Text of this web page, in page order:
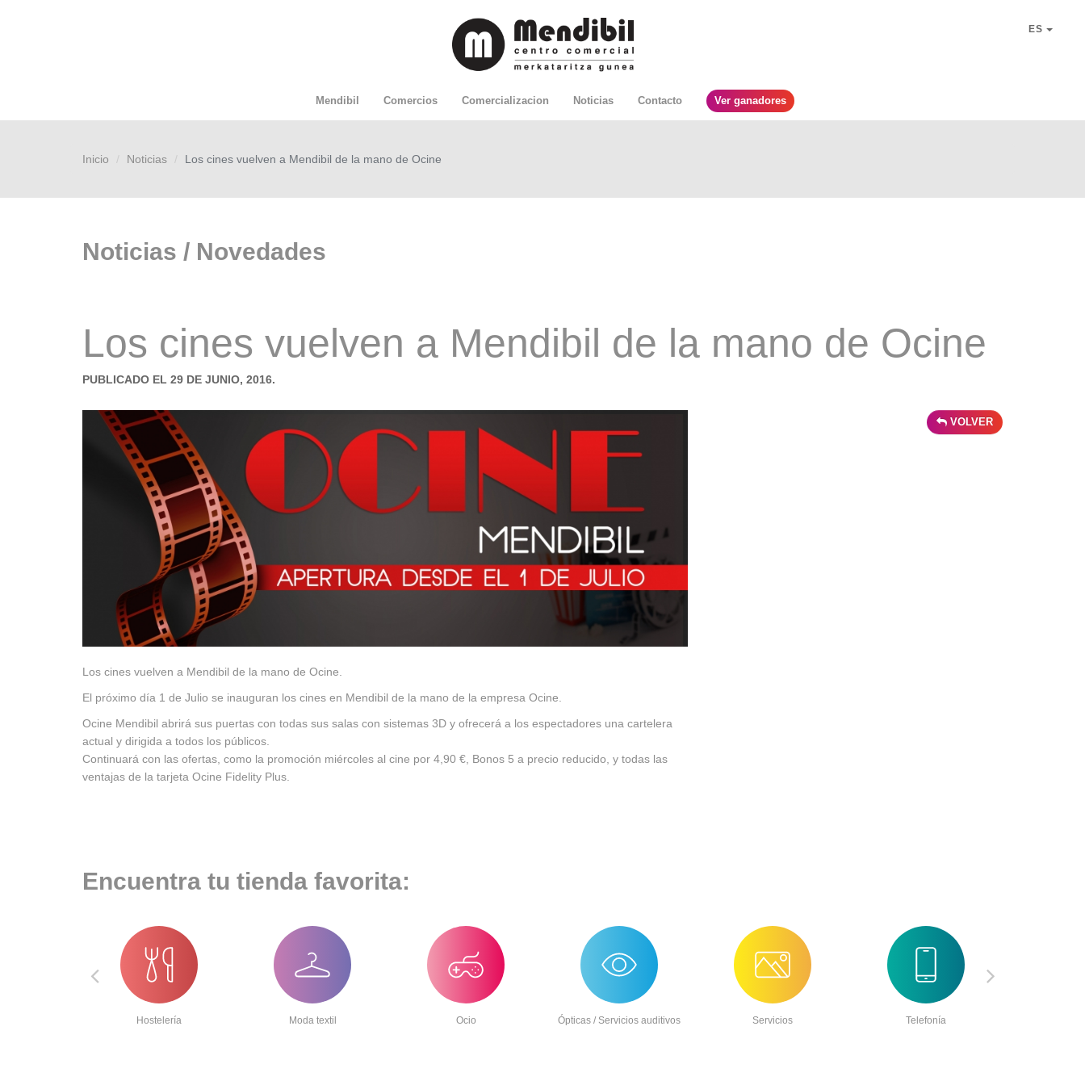
ES
Mendibil Comercios Comercializacion Noticias Contacto Ver ganadores
Inicio Noticias Los cines vuelven a Mendibil de la mano de Ocine
Noticias / Novedades
Los cines vuelven a Mendibil de la mano de Ocine
PUBLICADO EL 29 DE JUNIO, 2016.
Los cines vuelven a Mendibil de la mano de Ocine.
El próximo día 1 de Julio se inauguran los cines en Mendibil de la mano de la empresa Ocine.
Ocine Mendibil abrirá sus puertas con todas sus salas con sistemas 3D y ofrecerá a los espectadores una cartelera
actual y dirigida a todos los públicos.
Continuará con las ofertas, como la promoción miércoles al cine por 4,90 €, Bonos 5 a precio reducido, y todas las
ventajas de la tarjeta Ocine Fidelity Plus.
VOLVER
Encuentra tu tienda favorita:
Hostelería Moda textil Ocio Ópticas / Servicios auditivos Servicios Telefonía